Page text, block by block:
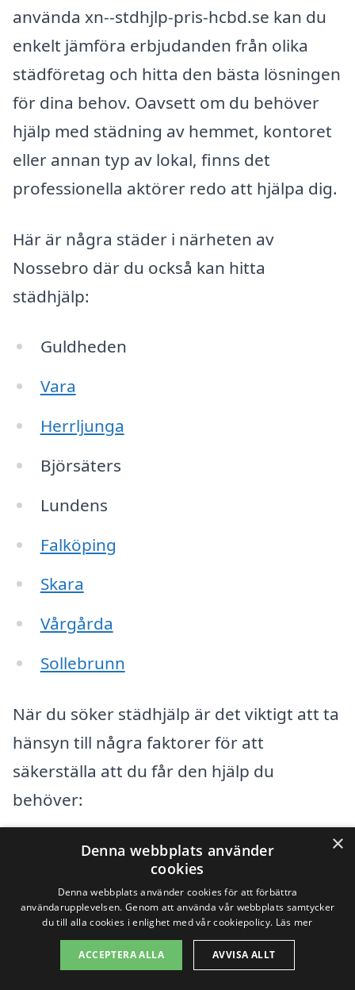
använda xn--stdhjlp-pris-hcbd.se kan du
enkelt jämföra erbjudanden från olika
städföretag och hitta den bästa lösningen
för dina behov. Oavsett om du behöver
hjälp med städning av hemmet, kontoret
eller annan typ av lokal, finns det
professionella aktörer redo att hjälpa dig.
Här är några städer i närheten av
Nossebro där du också kan hitta
städhjälp:
Guldheden
Vara
Herrljunga
Björsäters
Lundens
Falköping
Skara
Vårgårda
Sollebrunn
När du söker städhjälp är det viktigt att ta
hänsyn till några faktorer för att
säkerställa att du får den hjälp du
behöver:
Erfarenhet:Välj ett företag med
dokumenterad erfarenhet inom
städning.
Referenser:Ta gärna en titt på
kundrecensioner och betyg för att få
×
Denna webbplats använder
cookies
Denna webbplats använder cookies för att förbättra
användarupplevelsen. Genom att använda vår webbplats samtycker
du till alla cookies i enlighet med vår cookiepolicy. Läs mer
ACCEPTERA ALLA AVVISA ALLT